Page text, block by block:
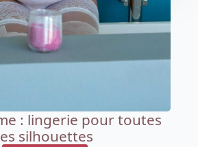
: lingerie pour toutes
silhouettes